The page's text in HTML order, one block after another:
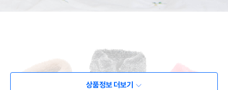
상품정보 더보기